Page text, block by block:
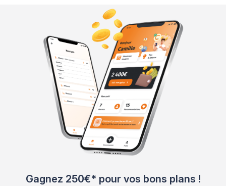
Gagnez 250€* pour vos bons plans !